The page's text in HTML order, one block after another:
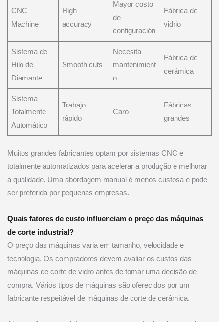
CNC
Machine
High
accuracy
Mayor costo
de
configuración
Fábrica de
vidrio
Sistema de
Hilo de
Diamante
Smooth cuts
Necesita
mantenimient
o
Fábrica de
cerámica
Sistema
Totalmente
Automático
Trabajo
rápido
Caro
Fábricas
grandes
Muitos grandes fabricantes optam por sistemas CNC e
totalmente automatizados para acelerar a produção e melhorar
a qualidade. Uma abordagem manual é menos custosa e pode
ser preferida por pequenas empresas.
Quais fatores de custo influenciam o preço das máquinas
de corte industrial?
O preço das máquinas varia em tamanho, velocidade e
tecnologia. Os compradores devem avaliar os custos das
máquinas de corte de vidro antes de tomar uma decisão de
compra. Vários tipos de máquinas são oferecidos por um
fabricante respeitável de máquinas de corte de cerâmica.